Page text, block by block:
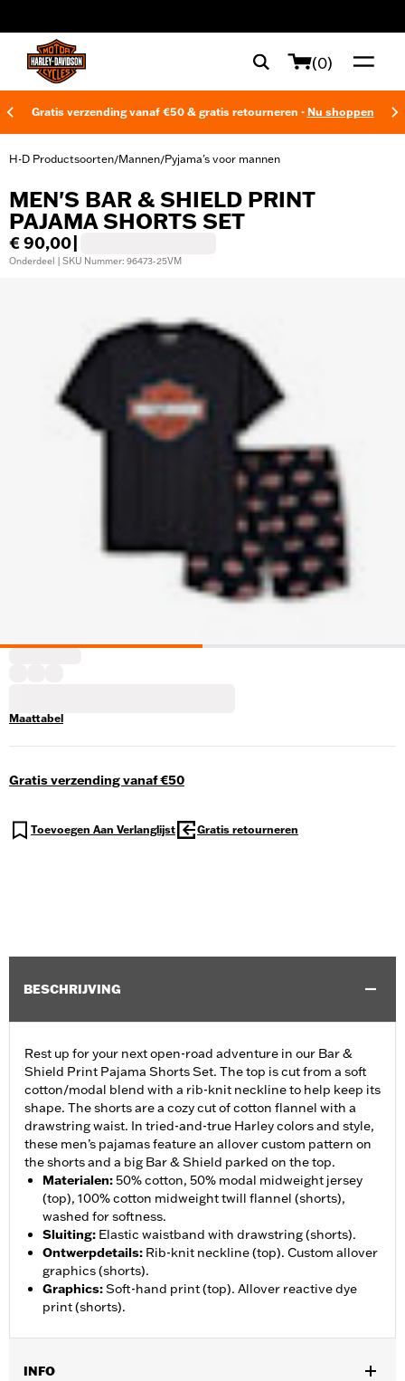
(0)
Gratis verzending vanaf €50 & gratis retourneren - Nu shoppen
H-D Productsoorten/Mannen/Pyjama's voor mannen
MEN'S BAR & SHIELD PRINT
PAJAMA SHORTS SET
€ 90,00
Onderdeel | SKU Nummer: 96473-25VM
Maattabel
Gratis verzending vanaf €50
Toevoegen Aan Verlanglijst Gratis retourneren
BESCHRIJVING
Rest up for your next open-road adventure in our Bar &
Shield Print Pajama Shorts Set. The top is cut from a soft
cotton/modal blend with a rib-knit neckline to help keep its
shape. The shorts are a cozy cut of cotton flannel with a
drawstring waist. In tried-and-true Harley colors and style,
these men’s pajamas feature an allover custom pattern on
the shorts and a big Bar & Shield parked on the top.
Materialen:50% cotton, 50% modal midweight jersey
(top), 100% cotton midweight twill flannel (shorts),
washed for softness.
Sluiting: Elastic waistband with drawstring (shorts).
Ontwerpdetails: Rib-knit neckline (top). Custom allover
graphics (shorts).
Graphics:Soft-hand print (top). Allover reactive dye
print (shorts).
INFO